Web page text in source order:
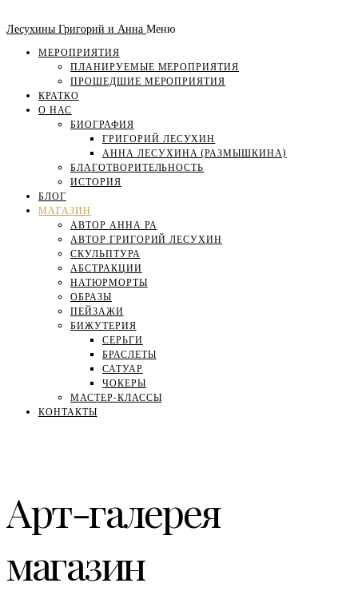
Лесухины Григорий и Анна Меню
МЕРОПРИЯТИЯ
ПЛАНИРУЕМЫЕ МЕРОПРИЯТИЯ
ПРОШЕДШИЕ МЕРОПРИЯТИЯ
КРАТКО
О НАС
БИОГРАФИЯ
ГРИГОРИЙ ЛЕСУХИН
АННА ЛЕСУХИНА (РАЗМЫШКИНА)
БЛАГОТВОРИТЕЛЬНОСТЬ
ИСТОРИЯ
БЛОГ
МАГАЗИН
АВТОР АННА РА
АВТОР ГРИГОРИЙ ЛЕСУХИН
СКУЛЬПТУРА
АБСТРАКЦИИ
НАТЮРМОРТЫ
ОБРАЗЫ
ПЕЙЗАЖИ
БИЖУТЕРИЯ
СЕРЬГИ
БРАСЛЕТЫ
САТУАР
ЧОКЕРЫ
МАСТЕР-КЛАССЫ
КОНТАКТЫ
Арт-галерея
магазин